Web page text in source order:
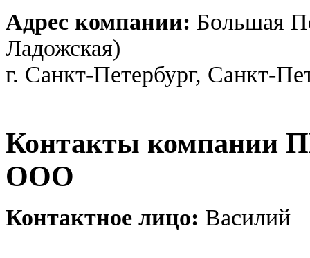
Адрес компании: Большая
Ладожская)
г. Санкт-Петербург, Санкт-
Контакты
ООО
Контактное лицо: Василий